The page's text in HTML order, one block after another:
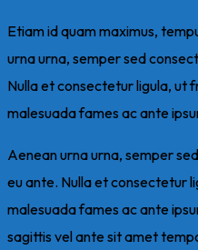
Etiam id quam maximus,
urna urna, semper sed
Nulla et consectetur ligula, ut
malesuada fames ac ante
Aenean urna urna, semper
eu ante. Nulla et consectetur
malesuada fames ac ante
sagittis vel ante sit amet